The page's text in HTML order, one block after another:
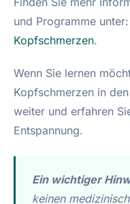
und Programme unter:
Kopfschmerzen.
Wenn Sie lernen
Kopfschmerzen in
weiter und erfahren
Entspannung.
Ein wichtiger
keinen